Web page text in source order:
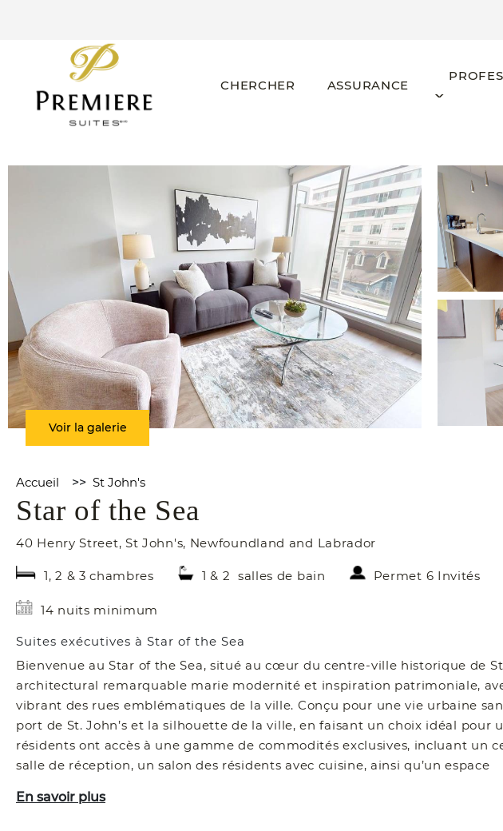
CHERCHER ASSURANCE
Voir la galerie
Accueil >> St John's
Star of the Sea
40 Henry Street, St John's, Newfoundland and Labrador
1, 2 & 3 chambres 1 & 2 salles de bain Permet 6 Invités
14 nuits minimum
Suites exécutives à Star of the Sea
Bienvenue au Star of the Sea, situé au cœur du centre-ville historique de
architectural remarquable marie modernité et inspiration patrimoniale,
vibrant des rues emblématiques de la ville. Conçu pour une vie urbaine
port de St. John’s et la silhouette de la ville, en faisant un choix idéal pour
résidents ont accès à une gamme de commodités exclusives, incluant un
salle de réception, un salon des résidents avec cuisine, ainsi qu’un espace
En savoir plus